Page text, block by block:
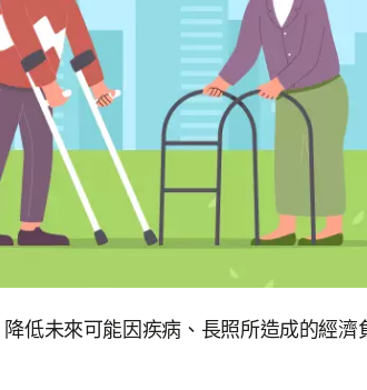
低未來可能因疾病、長照所造成的經濟